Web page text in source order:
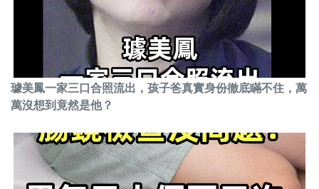
璩美鳳一家三口合照流出，孩子爸真實身份徹底瞞不住，萬
萬沒想到竟然是他？